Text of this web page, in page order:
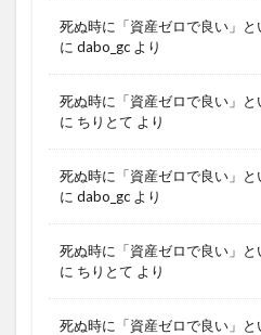
死ぬ時に「資産ゼロで良い」
に dabo_gc より
死ぬ時に「資産ゼロで良い」
に ちりとて より
死ぬ時に「資産ゼロで良い」
に dabo_gc より
死ぬ時に「資産ゼロで良い」
に ちりとて より
死ぬ時に「資産ゼロで良い」